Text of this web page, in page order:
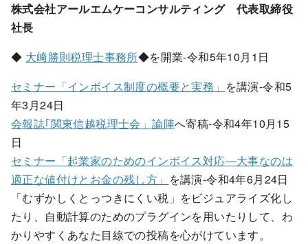
株式会社アールエムケーコンサルティング 代表取締役
社長
◆ 大﨑勝則税理士事務所◆を開業-令和5年10月1日
セミナー「インボイス制度の概要と実務」 を講演-令和5
年3月24日
会報誌｢関東信越税理士会」論陣へ寄稿-令和4年10月15
日
セミナー「起業家のためのインボイス対応―大事なのは
適正な値付けとお金の残し方」 を講演-令和4年6月24日
「むずかしくとっつきにくい税」をビジュアライズ化し
たり、自動計算のためのプラグインを用いたりして、わ
かりやすくあなた目線での投稿を心がけています。